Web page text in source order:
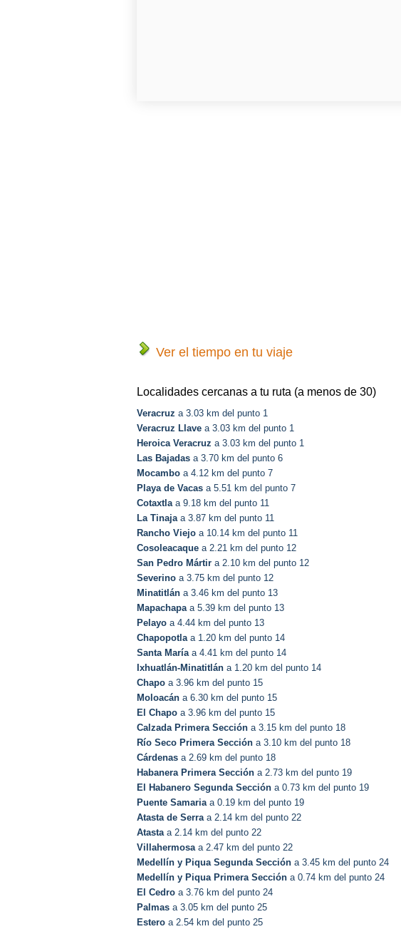
Ver el tiempo en tu viaje
Localidades cercanas a tu ruta (a menos de 30)
Veracruz a 3.03 km del punto 1
Veracruz Llave a 3.03 km del punto 1
Heroica Veracruz a 3.03 km del punto 1
Las Bajadas a 3.70 km del punto 6
Mocambo a 4.12 km del punto 7
Playa de Vacas a 5.51 km del punto 7
Cotaxtlaa 9.18 km del punto 11
La Tinajaa 3.87 km del punto 11
Rancho Viejo a 10.14 km del punto 11
Cosoleacaque a 2.21 km del punto 12
San Pedro Mártir a 2.10 km del punto 12
Severino a 3.75 km del punto 12
Minatitlán a 3.46 km del punto 13
Mapachapaa 5.39 km del punto 13
Pelayo a 4.44 km del punto 13
Chapopotlaa 1.20 km del punto 14
Santa Maríaa 4.41 km del punto 14
Ixhuatlán-Minatitlán a 1.20 km del punto 14
Chapo a 3.96 km del punto 15
Moloacán a 6.30 km del punto 15
El Chapo a 3.96 km del punto 15
Calzada Primera Sección a 3.15 km del punto 18
Río Seco Primera Sección a 3.10 km del punto 18
Cárdenas a 2.69 km del punto 18
Habanera Primera Sección a 2.73 km del punto 19
El Habanero Segunda Sección a 0.73 km del punto 19
Puente Samariaa 0.19 km del punto 19
Atasta de Serraa 2.14 km del punto 22
Atastaa 2.14 km del punto 22
Villahermosaa 2.47 km del punto 22
Medellín y Piqua Segunda Sección a 3.45 km del punto 24
Medellín y Piqua Primera Sección a 0.74 km del punto 24
El Cedro a 3.76 km del punto 24
Palmas a 3.05 km del punto 25
Estero a 2.54 km del punto 25